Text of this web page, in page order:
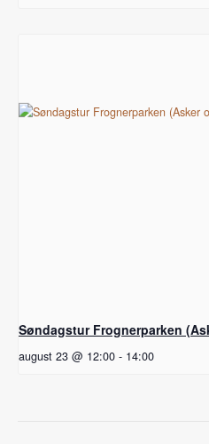
Søndagstur Frognerparken
august 23 @ 12:00 - 14:00